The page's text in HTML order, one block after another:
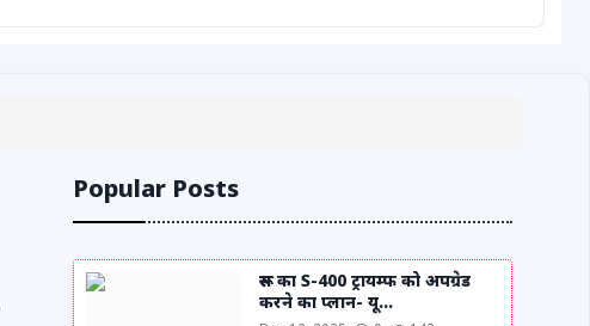
Popular Posts
रूस का S-400 ट्रायम्फ को अपग्रेड
करने का प्लान- यू...